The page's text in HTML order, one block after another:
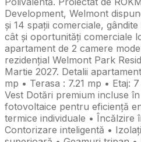
Development, Welmont
și 14 spații comerciale,
cât și oportunități comerciale
apartament de 2 camere
rezidențial Welmont Park
Martie 2027. Detalii
mp • Terasa : 7.21 mp • Etaj:
Vest Dotări premium incluse
fotovoltaice pentru eficiență
termice individuale • Încălzire
Contorizare inteligentă •